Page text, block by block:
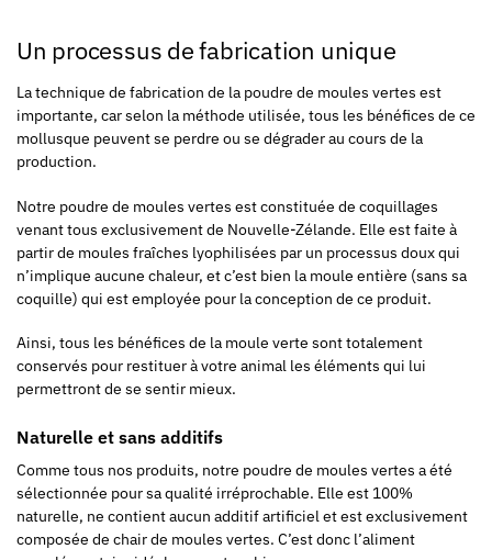
Un processus de fabrication unique
La technique de fabrication de la poudre de moules vertes est
importante, car selon la méthode utilisée, tous les bénéfices de ce
mollusque peuvent se perdre ou se dégrader au cours de la
production.
Notre poudre de moules vertes est constituée de coquillages
venant tous exclusivement de Nouvelle-Zélande. Elle est faite à
partir de moules fraîches lyophilisées par un processus doux qui
n’implique aucune chaleur, et c’est bien la moule entière (sans sa
coquille) qui est employée pour la conception de ce produit.
Ainsi, tous les bénéfices de la moule verte sont totalement
conservés pour restituer à votre animal les éléments qui lui
permettront de se sentir mieux.
Naturelle et sans additifs
Comme tous nos produits, notre poudre de moules vertes a été
sélectionnée pour sa qualité irréprochable. Elle est 100%
naturelle, ne contient aucun additif artificiel et est exclusivement
composée de chair de moules vertes. C’est donc l’aliment